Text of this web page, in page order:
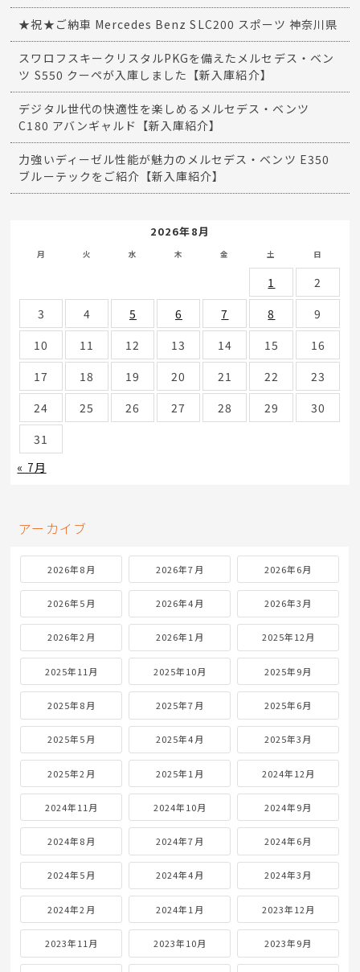
★祝★ご納車 Mercedes Benz SLC200 スポーツ 神奈川県
スワロフスキークリスタルPKGを備えたメルセデス・ベン
ツ S550 クーペが入庫しました【新入庫紹介】
デジタル世代の快適性を楽しめるメルセデス・ベンツ
C180 アバンギャルド【新入庫紹介】
力強いディーゼル性能が魅力のメルセデス・ベンツ E350
ブルーテックをご紹介【新入庫紹介】
2026年8月
月 火 水 木 金 土 日
1
2
3
4 5 6 7 8
9
10
11 12 13 14 15
16
17
18 19 20 21 22
23
24
25 26 27 28 29
30
31
« 7月
アーカイブ
2026年8月 2026年7月 2026年6月
2026年5月 2026年4月 2026年3月
2026年2月 2026年1月 2025年12月
2025年11月 2025年10月 2025年9月
2025年8月 2025年7月 2025年6月
2025年5月 2025年4月 2025年3月
2025年2月 2025年1月 2024年12月
2024年11月 2024年10月 2024年9月
2024年8月 2024年7月 2024年6月
2024年5月 2024年4月 2024年3月
2024年2月 2024年1月 2023年12月
2023年11月 2023年10月 2023年9月